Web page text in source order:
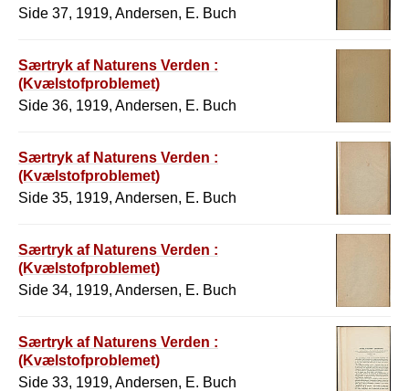
Side 37, 1919, Andersen, E. Buch
Særtryk af Naturens Verden :
(Kvælstofproblemet)
Side 36, 1919, Andersen, E. Buch
Særtryk af Naturens Verden :
(Kvælstofproblemet)
Side 35, 1919, Andersen, E. Buch
Særtryk af Naturens Verden :
(Kvælstofproblemet)
Side 34, 1919, Andersen, E. Buch
Særtryk af Naturens Verden :
(Kvælstofproblemet)
Side 33, 1919, Andersen, E. Buch